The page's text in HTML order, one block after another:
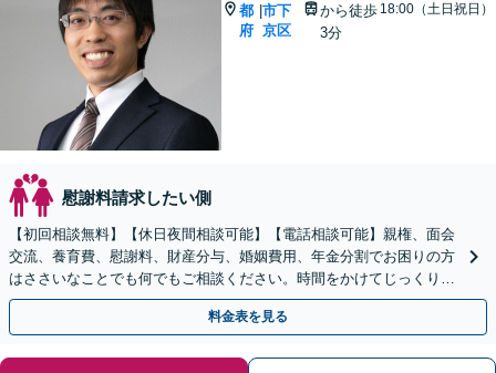
都
府
市下
京区
から徒歩
3分
18:00（土日祝日）
慰謝料請求したい側
【初回相談無料】【休日夜間相談可能】【電話相談可能】親権、面会
交流、養育費、慰謝料、財産分与、婚姻費用、年金分割でお困りの方
はささいなことでも何でもご相談ください。時間をかけてじっくりと
お話を伺い、未来に向けての再出発をサポートいたします。
料金表を見る